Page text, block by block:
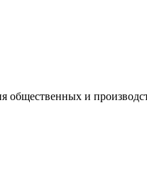
общественных и